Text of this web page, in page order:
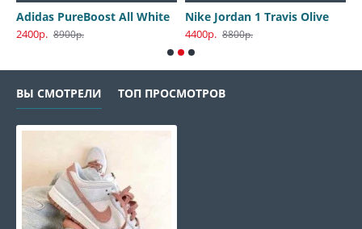
Adidas PureBoost All White
2400р. 8900р.
Nike Jordan 1 Travis Olive
4400р. 8800р.
ВЫ СМОТРЕЛИ ТОП ПРОСМОТРОВ